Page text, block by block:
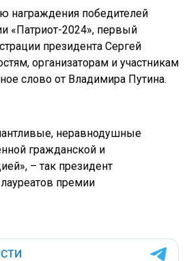
награждения победителей
«Патриот-2024», первый
президента Сергей
организаторам и участникам
слово от Владимира Путина.
неравнодушные
гражданской и
– так президент
премии